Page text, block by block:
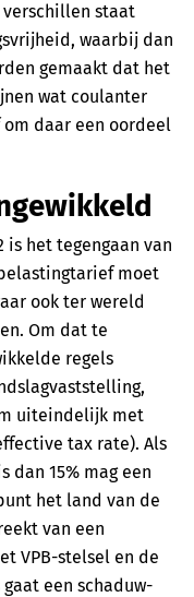
staat
waarbij dan
gemaakt dat het
wat coulanter
daar een oordeel
het tegengaan van
moet
ook ter wereld
Om dat te
regels
uiteindelijk met
tax rate). Als
15% mag een
het land van de
van een
VPB-stelsel en de
een schaduw-